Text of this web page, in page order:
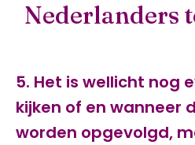
Nederlanders
5. Het is wellicht nog
kijken of en wanneer
worden opgevolgd,